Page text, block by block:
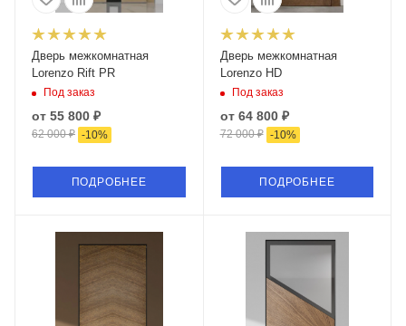
Дверь межкомнатная
Lorenzo Rift PR
Под заказ
от 55 800 ₽
62 000 ₽ -10%
ПОДРОБНЕЕ
Дверь межкомнатная
Lorenzo HD
Под заказ
от 64 800 ₽
72 000 ₽ -10%
ПОДРОБНЕЕ